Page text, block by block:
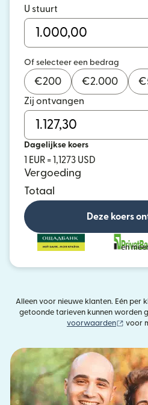
U stuurt
Of selecteer een bedrag
€200 €2.000 €
Zij ontvangen
Dagelijkse koers
1 EUR = 1,1273 USD
Vergoeding
Totaal
Deze koers
en
Alleen voor nieuwe klanten. Eén per
getoonde tarieven kunnen worden
voorwaarden
voor